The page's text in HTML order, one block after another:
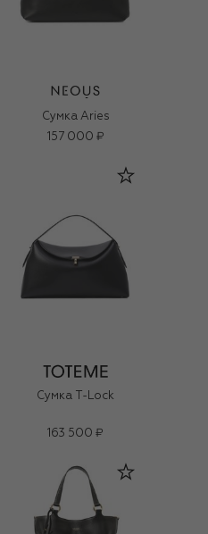
Сумка Aries
157 000 ₽
Сумка T-Lock
163 500 ₽